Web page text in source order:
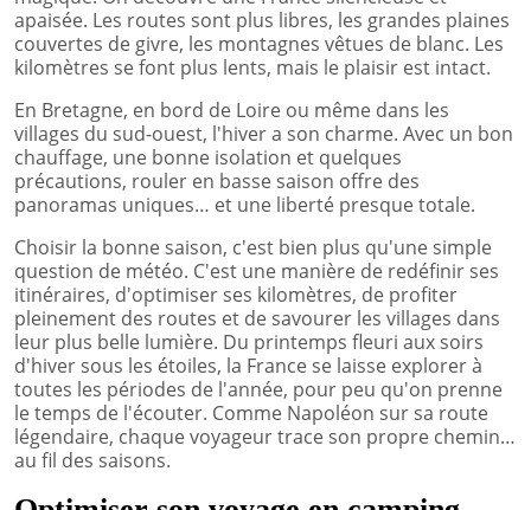
apaisée. Les routes sont plus libres, les grandes plaines
couvertes de givre, les montagnes vêtues de blanc. Les
kilomètres se font plus lents, mais le plaisir est intact.
En Bretagne, en bord de Loire ou même dans les
villages du sud-ouest, l'hiver a son charme. Avec un bon
chauffage, une bonne isolation et quelques
précautions, rouler en basse saison offre des
panoramas uniques… et une liberté presque totale.
Choisir la bonne saison, c'est bien plus qu'une simple
question de météo. C'est une manière de redéfinir ses
itinéraires, d'optimiser ses kilomètres, de profiter
pleinement des routes et de savourer les villages dans
leur plus belle lumière. Du printemps fleuri aux soirs
d'hiver sous les étoiles, la France se laisse explorer à
toutes les périodes de l'année, pour peu qu'on prenne
le temps de l'écouter. Comme Napoléon sur sa route
légendaire, chaque voyageur trace son propre chemin…
au fil des saisons.